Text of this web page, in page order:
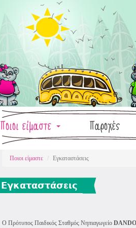
Dandolina
Ποιοι είμαστε Παροχές
Ποιοι είμαστε Εγκαταστάσεις
Εγκαταστάσεις
Ο Πρότυπος Παιδικός Σταθμός Νηπιαγωγείο